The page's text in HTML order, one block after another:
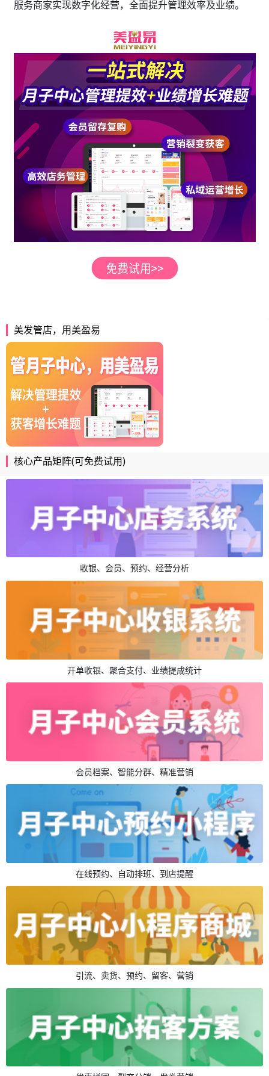
服务商家实现数字化经营，全面提升管理效率及业绩。
美发管店，用美盈易
核心产品矩阵(可免费试用)
收银、会员、预约、经营分析
开单收银、聚合支付、业绩提成统计
会员档案、智能分群、精准营销
在线预约、自动排班、到店提醒
引流、卖货、预约、留客、营销